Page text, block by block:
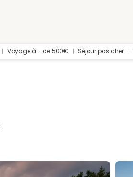
Voyage à - de 500€ Séjour pas cher